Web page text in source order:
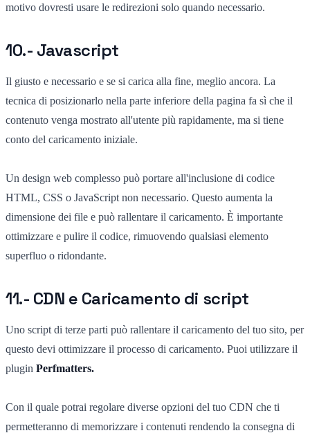
motivo dovresti usare le redirezioni solo quando necessario.
10.- Javascript
Il giusto e necessario e se si carica alla fine, meglio ancora. La
tecnica di posizionarlo nella parte inferiore della pagina fa sì che il
contenuto venga mostrato all'utente più rapidamente, ma si tiene
conto del caricamento iniziale.
Un design web complesso può portare all'inclusione di codice
HTML, CSS o JavaScript non necessario. Questo aumenta la
dimensione dei file e può rallentare il caricamento. È importante
ottimizzare e pulire il codice, rimuovendo qualsiasi elemento
superfluo o ridondante.
11.- CDN e Caricamento di script
Uno script di terze parti può rallentare il caricamento del tuo sito, per
questo devi ottimizzare il processo di caricamento. Puoi utilizzare il
plugin Perfmatters.
Con il quale potrai regolare diverse opzioni del tuo CDN che ti
permetteranno di memorizzare i contenuti rendendo la consegna di